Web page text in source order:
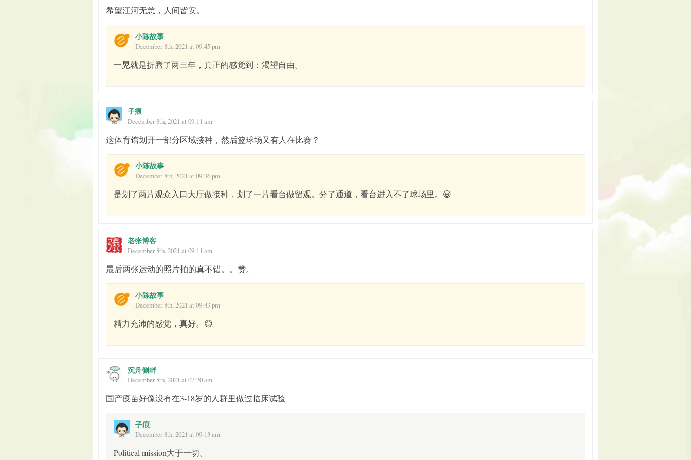
希望江河无恙，人间皆安。
小陈故事
December 8th, 2021 at 09:45 pm
一晃就是折腾了两三年，真正的感觉到：渴望自由。
子痕
December 8th, 2021 at 09:11 am
这体育馆划开一部分区域接种，然后篮球场又有人在比赛？
小陈故事
December 8th, 2021 at 09:36 pm
是划了两片观众入口大厅做接种，划了一片看台做留观。分了通道，看台进入不了球场里。😀
老张博客
December 8th, 2021 at 09:11 am
最后两张运动的照片拍的真不错。。赞。
小陈故事
December 8th, 2021 at 09:43 pm
精力充沛的感觉，真好。😊
沉舟侧畔
December 8th, 2021 at 07:20 am
国产疫苗好像没有在3-18岁的人群里做过临床试验
子痕
December 8th, 2021 at 09:13 am
Political mission大于一切。